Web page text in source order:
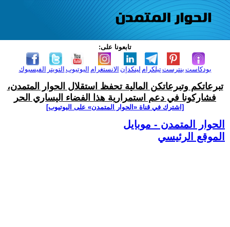
تابعونا على:
الفيسبوك التويتر اليوتيوب الانستغرام لينكدإن تيلكرامبنترست بودكاست
تبرعاتكم وتبرعاتكن المالية تحفظ استقلال الحوار المتمدن،
فشاركونا في دعم استمرارية هذا الفضاء اليساري الحر
[اشترك في قناة ‫«الحوار المتمدن» على اليوتيوب]
الحوار المتمدن - موبايل
الموقع الرئيسي